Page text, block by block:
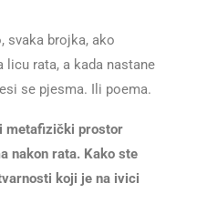
svaka brojka, ako
licu rata, a kada nastane
se pjesma. Ili poema.
metafizički prostor
nakon rata. Kako ste
koji je na ivici